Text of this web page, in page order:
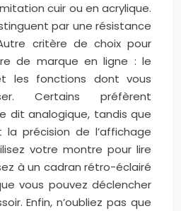
cuir ou en acrylique.
par une résistance
critère de choix pour
de marque en ligne : le
les fonctions dont vous
Certains préfèrent
dit analogique, tandis que
la précision de l’affichage
votre montre pour lire
à un cadran rétro-éclairé
vous pouvez déclencher
Enfin, n’oubliez pas que